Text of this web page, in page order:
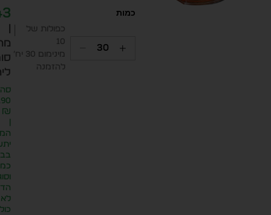
כפולות של
10
מינימום 30 יח׳
להזמנה
₪
לא